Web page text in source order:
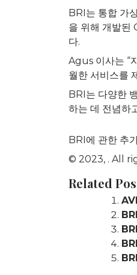
BRI는 통합 가
을 위해 개발된
다.
Agus 이사는 “
월한 서비스를
BRI는 다양한
하는 데 전념하
BRI에 관한 추
© 2023, . All
Related